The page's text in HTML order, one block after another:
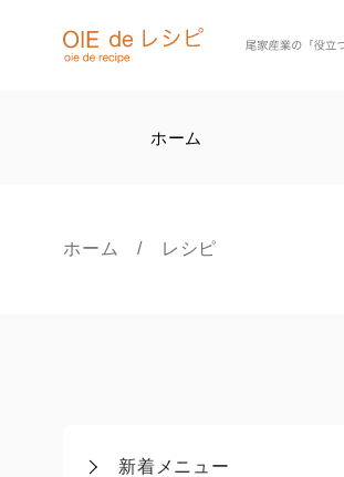
ホーム
ホーム/ レシピ
新着メニュー